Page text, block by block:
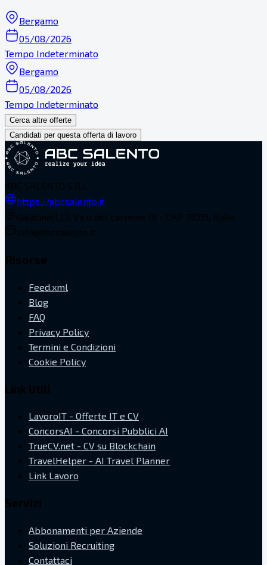
Bergamo
05/08/2026
Tempo Indeterminato
Bergamo
05/08/2026
Tempo Indeterminato
Cerca altre offerte
Candidati per questa offerta di lavoro
https://abcsalento.it
Feed.xml
Blog
FAQ
Privacy Policy
Termini e Condizioni
Cookie Policy
LavoroIT - Offerte IT e CV
ConcorsAI - Concorsi Pubblici AI
TrueCV.net - CV su Blockchain
TravelHelper - AI Travel Planner
Link Lavoro
Abbonamenti per Aziende
Soluzioni Recruiting
Contattaci